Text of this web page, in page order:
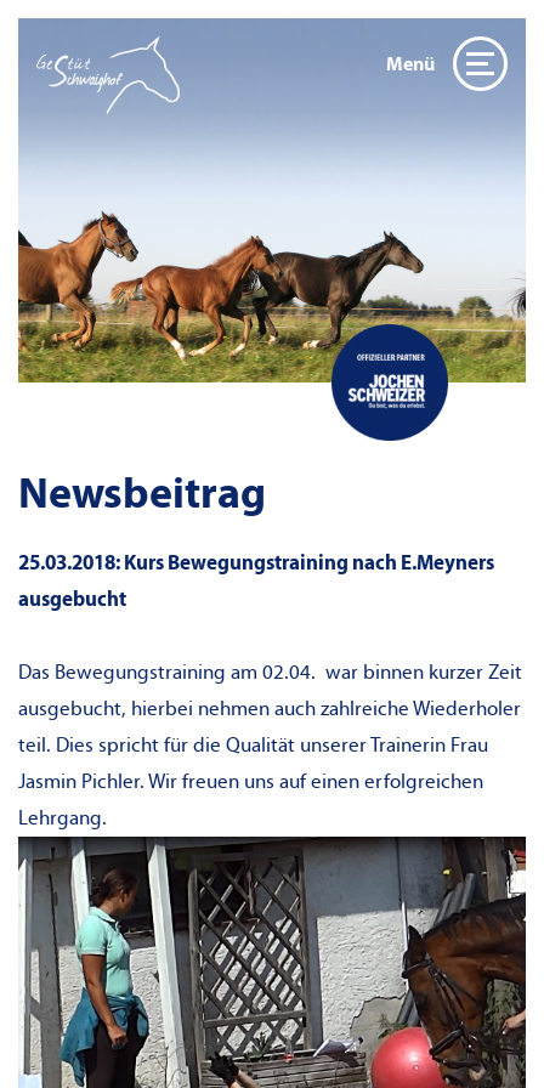
Menü
Newsbeitrag
25.03.2018: Kurs Bewegungstraining nach E.Meyners
ausgebucht
Das Bewegungstraining am 02.04. war binnen kurzer Zeit
ausgebucht, hierbei nehmen auch zahlreiche Wiederholer
teil. Dies spricht für die Qualität unserer Trainerin Frau
Jasmin Pichler. Wir freuen uns auf einen erfolgreichen
Lehrgang.